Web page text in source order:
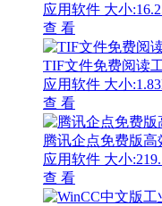
应用软件 大小
查 看
TIF文件免费阅读
应用软件 大小
查 看
腾讯企点免费版高
应用软件 大小
查 看